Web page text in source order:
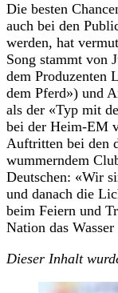
Die besten
auch bei den
werden, hat
Song stammt von
dem Produzenten
dem Pferd») und
als der «Typ mit
bei der Heim-EM
Auftritten bei den
wummerndem
Deutschen: «Wir
und danach die
beim Feiern und
Nation das
Dieser Inhalt